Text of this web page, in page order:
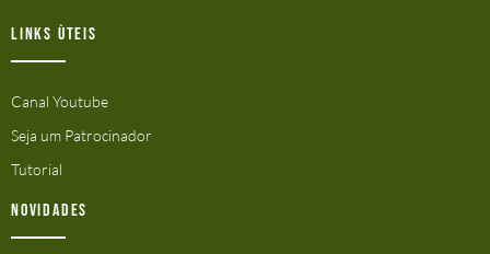
Links ùteis
Canal Youtube
Seja um Patrocinador
Tutorial
Novidades